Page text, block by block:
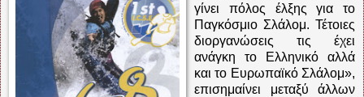
γίνει πόλος έλξης για το
Παγκόσμιο Σλάλομ. Τέτοιες
διοργανώσεις τις έχει
ανάγκη το Ελληνικό αλλά
και το Ευρωπαϊκό Σλάλομ»,
επισημαίνει μεταξύ άλλων